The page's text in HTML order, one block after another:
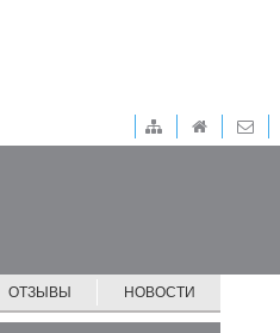
ОТЗЫВЫ НОВОСТИ